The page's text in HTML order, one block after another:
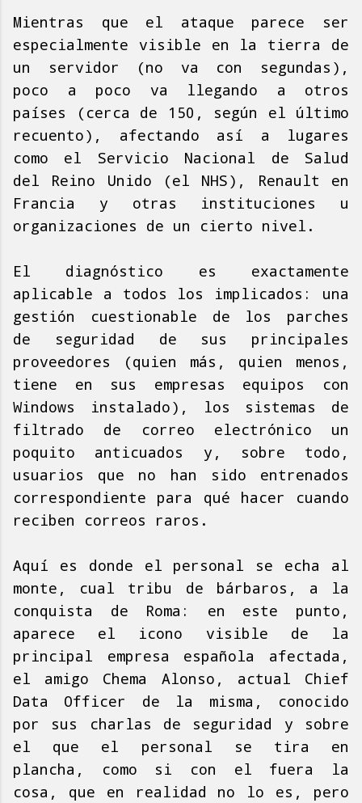
Mientras que el ataque parece ser
especialmente visible en la tierra de
un servidor (no va con segundas),
poco a poco va llegando a otros
países (cerca de 150, según el último
recuento), afectando así a lugares
como el Servicio Nacional de Salud
del Reino Unido (el NHS), Renault en
Francia y otras instituciones u
organizaciones de un cierto nivel.
El diagnóstico es exactamente
aplicable a todos los implicados: una
gestión cuestionable de los parches
de seguridad de sus principales
proveedores (quien más, quien menos,
tiene en sus empresas equipos con
Windows instalado), los sistemas de
filtrado de correo electrónico un
poquito anticuados y, sobre todo,
usuarios que no han sido entrenados
correspondiente para qué hacer cuando
reciben correos raros.
Aquí es donde el personal se echa al
monte, cual tribu de bárbaros, a la
conquista de Roma: en este punto,
aparece el icono visible de la
principal empresa española afectada,
el amigo Chema Alonso, actual Chief
Data Officer de la misma, conocido
por sus charlas de seguridad y sobre
el que el personal se tira en
plancha, como si con el fuera la
cosa, que en realidad no lo es, pero